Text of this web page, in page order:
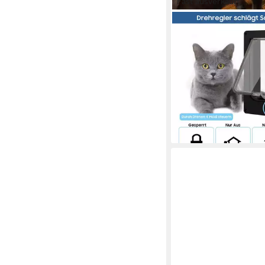
SURFOU
Katzenklappe
Magnet mit Verschluss,
Haustierklappe
in Wand/Holztür/upvc
19,99 € UVP39,99 €
-50%
lieferbar - in 5-6